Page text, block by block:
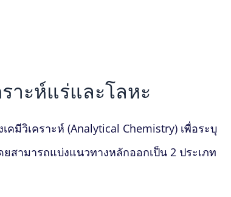
าะห์แร่และโลหะ
คมีวิเคราะห์ (Analytical Chemistry) เพื่อระบุ
สามารถแบ่งแนวทางหลักออกเป็น 2 ประเภท